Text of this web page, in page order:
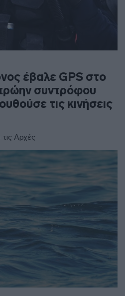
έβαλε GPS στο
συντρόφου
τις κινήσεις
Αρχές